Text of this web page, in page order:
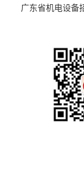
广东省机电设备